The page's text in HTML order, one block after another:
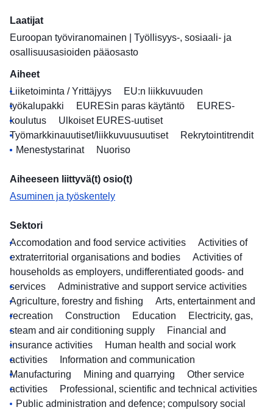
Laatijat
Euroopan työviranomainen
Työllisyys-, sosiaali- ja
osallisuusasioiden pääosasto
Aiheet
Liiketoiminta / Yrittäjyys
EU:n liikkuvuuden
työkalupakki
EURESin paras käytäntö
EURES-
koulutus
Ulkoiset EURES-uutiset
Työmarkkinauutiset/liikkuvuusuutiset
Rekrytointitrendit
Menestystarinat
Nuoriso
Aiheeseen liittyvä(t) osio(t)
Asuminen ja työskentely
Sektori
Accomodation and food service activities
Activities of
extraterritorial organisations and bodies
Activities of
households as employers, undifferentiated goods- and
services
Administrative and support service activities
Agriculture, forestry and fishing
Arts, entertainment and
recreation
Construction Education
Electricity, gas,
steam and air conditioning supply
Financial and
insurance activities
Human health and social work
activities
Information and communication
Manufacturing
Mining and quarrying
Other service
activities
Professional, scientific and technical activities
Public administration and defence; compulsory social